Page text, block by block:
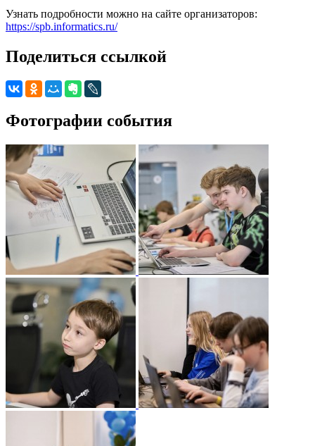
Узнать подробности можно на сайте организаторов:
https://spb.informatics.ru/
Поделиться ссылкой
Фотографии события